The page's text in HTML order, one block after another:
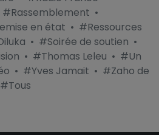
#Rassemblement •
en état • #Ressources
• #Soirée de soutien •
• #Thomas Leleu • #Un
• #Yves Jamait • #Zaho de
#Tous